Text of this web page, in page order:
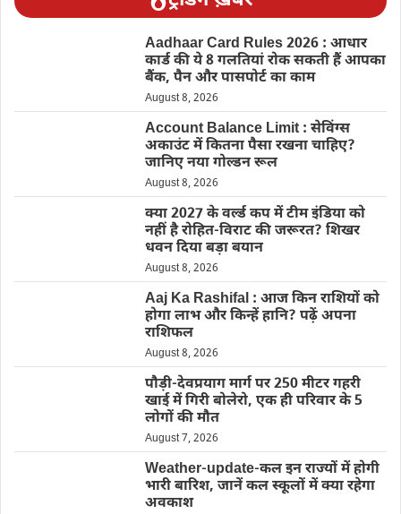
Aadhaar Card Rules 2026 : आधार
कार्ड की ये 8 गलतियां रोक सकती हैं आपका
बैंक, पैन और पासपोर्ट का काम
August 8, 2026
Account Balance Limit : सेविंग्स
अकाउंट में कितना पैसा रखना चाहिए?
जानिए नया गोल्डन रूल
August 8, 2026
क्या 2027 के वर्ल्ड कप में टीम इंडिया को
नहीं है रोहित-विराट की जरूरत? शिखर
धवन दिया बड़ा बयान
August 8, 2026
Aaj Ka Rashifal : आज किन राशियों को
होगा लाभ और किन्हें हानि? पढ़ें अपना
राशिफल
August 8, 2026
पौड़ी-देवप्रयाग मार्ग पर 250 मीटर गहरी
खाई में गिरी बोलेरो, एक ही परिवार के 5
लोगों की मौत
August 7, 2026
Weather-update-कल इन राज्यों में होगी
भारी बारिश, जानें कल स्कूलों में क्या रहेगा
अवकाश